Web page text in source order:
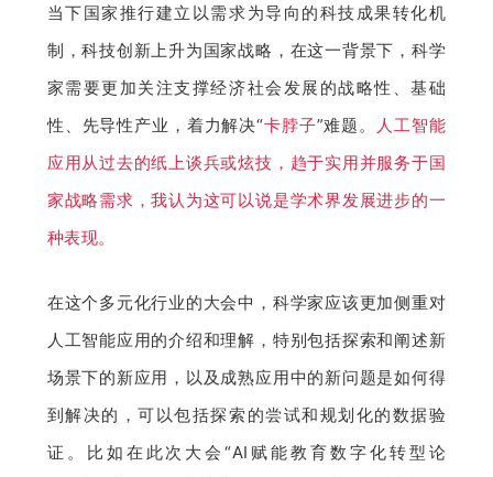
当下国家推行建立以需求为导向的科技成果转化机
制，科技创新上升为国家战略，在这一背景下，科学
家需要更加关注支撑经济社会发展的战略性、基础
性、先导性产业，着力解决“卡脖子”难题。
人工智能
应用从过去的纸上谈兵或炫技，趋于实用并服务于国
家战略需求，我认为这可以说是学术界发展进步的一
种表现。
在这个多元化行业的大会中，科学家应该更加侧重对
人工智能应用的介绍和理解，特别包括探索和阐述新
场景下的新应用，以及成熟应用中的新问题是如何得
到解决的，可以包括探索的尝试和规划化的数据验
证。比如在此次大会“AI赋能教育数字化转型论